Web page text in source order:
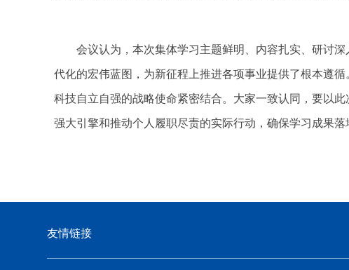
会议认为，本次集体学习主题鲜明、内容扎实、研讨
代化的宏伟蓝图，为新征程上推进各项事业提供了根本遵
科技自立自强的战略使命紧密结合。大家一致认同，要以
强大引擎和推动个人履职尽责的实际行动，确保学习成果落
友情链接